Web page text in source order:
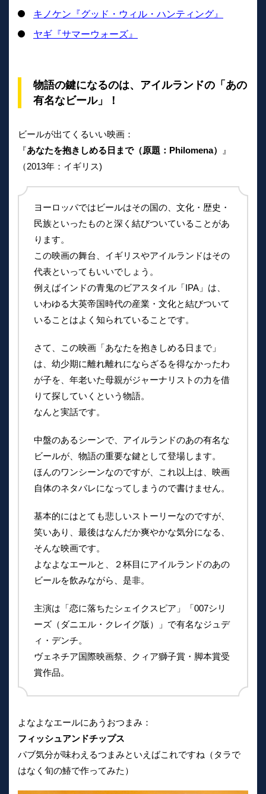
キノケン『グッド・ウィル・ハンティング』
ヤギ『サマーウォーズ』
物語の鍵になるのは、アイルランドの「あの
有名なビール」！
ビールが出てくるいい映画：
『あなたを抱きしめる日まで（原題：Philomena）
』
（2013年：イギリス)
ヨーロッパではビールはその国の、文化・歴史・
民族といったものと深く結びついていることがあ
ります。
この映画の舞台、イギリスやアイルランドはその
代表といってもいいでしょう。
例えばインドの青鬼のビアスタイル「IPA」は、
いわゆる大英帝国時代の産業・文化と結びついて
いることはよく知られていることです。
さて、この映画「あなたを抱きしめる日まで」
は、幼少期に離れ離れにならざるを得なかったわ
が子を、年老いた母親がジャーナリストの力を借
りて探していくという物語。
なんと実話です。
中盤のあるシーンで、アイルランドのあの有名な
ビールが、物語の重要な鍵として登場します。
ほんのワンシーンなのですが、これ以上は、映画
自体のネタバレになってしまうので書けません。
基本的にはとても悲しいストーリーなのですが、
笑いあり、最後はなんだか爽やかな気分になる、
そんな映画です。
よなよなエールと、２杯目にアイルランドのあの
ビールを飲みながら、是非。
主演は「恋に落ちたシェイクスピア」「007シリ
ーズ（ダニエル・クレイグ版）」で有名なジュデ
ィ・デンチ。
ヴェネチア国際映画祭、クィア獅子賞・脚本賞受
賞作品。
よなよなエールにあうおつまみ：
フィッシュアンドチップス
パブ気分が味わえるつまみといえばこれですね（タラで
はなく旬の鰆で作ってみた）